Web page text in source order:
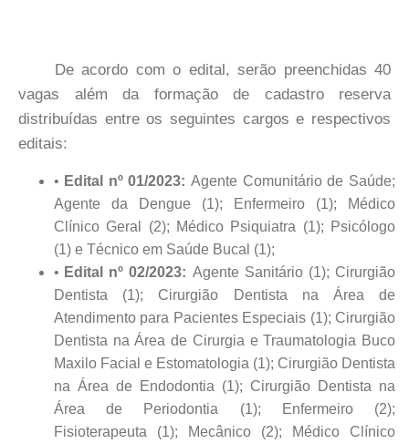
De acordo com o edital, serão preenchidas 40
vagas além da formação de cadastro reserva
distribuídas entre os seguintes cargos e respectivos
editais:
Edital nº 01/2023: Agente Comunitário de Saúde;
Agente da Dengue (1); Enfermeiro (1); Médico
Clínico Geral (2); Médico Psiquiatra (1); Psicólogo
(1) e Técnico em Saúde Bucal (1);
Edital nº 02/2023: Agente Sanitário (1); Cirurgião
Dentista (1); Cirurgião Dentista na Área de
Atendimento para Pacientes Especiais (1); Cirurgião
Dentista na Área de Cirurgia e Traumatologia Buco
Maxilo Facial e Estomatologia (1); Cirurgião Dentista
na Área de Endodontia (1); Cirurgião Dentista na
Área de Periodontia (1); Enfermeiro (2);
Fisioterapeuta (1); Mecânico (2); Médico Clínico